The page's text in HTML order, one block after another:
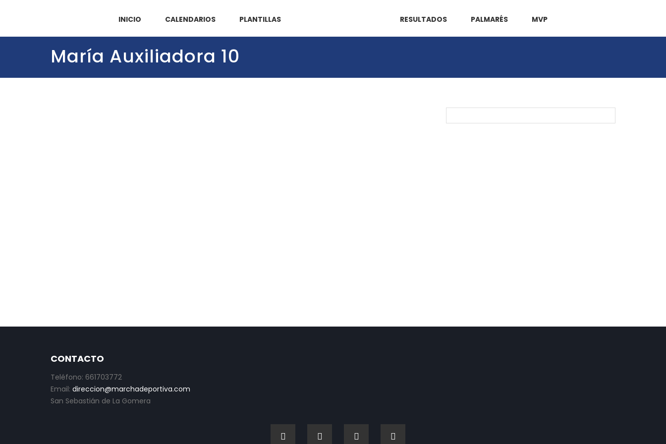
INICIO CALENDARIOS PLANTILLAS RESULTADOS PALMARÉS MVP
María Auxiliadora 10
CONTACTO
Teléfono: 661703772
Email: direccion@marchadeportiva.com
San Sebastián de La Gomera